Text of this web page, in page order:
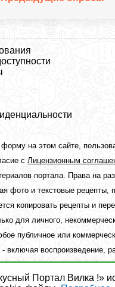
на этом сайте,
сЛицензионным
портала. Права на
фото и текстовые рецепты,
копировать рецепты и
для личного,
публичное или
включая воспроизведение,
- возможно лишь при
письменного разрешения
Портал Вилка !»